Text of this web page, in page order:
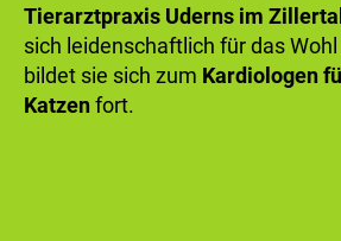
Tierarztpraxis Uderns im
sich leidenschaftlich für das
bildet sie sich zum Kardiologen
Katzenfort.